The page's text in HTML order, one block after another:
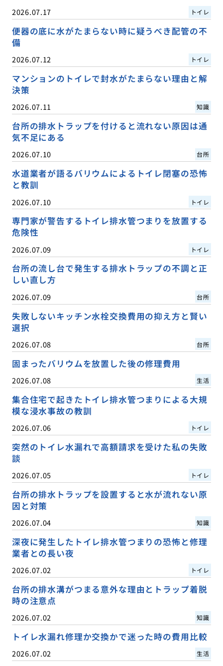
2026.07.17 トイレ
便器の底に水がたまらない時に疑うべき配管の不
備
2026.07.12 トイレ
マンションのトイレで封水がたまらない理由と解
決策
2026.07.11 知識
台所の排水トラップを付けると流れない原因は通
気不足にある
2026.07.10 台所
水道業者が語るバリウムによるトイレ閉塞の恐怖
と教訓
2026.07.10 トイレ
専門家が警告するトイレ排水管つまりを放置する
危険性
2026.07.09 トイレ
台所の流し台で発生する排水トラップの不調と正
しい直し方
2026.07.09 台所
失敗しないキッチン水栓交換費用の抑え方と賢い
選択
2026.07.08 台所
固まったバリウムを放置した後の修理費用
2026.07.08 生活
集合住宅で起きたトイレ排水管つまりによる大規
模な浸水事故の教訓
2026.07.06 トイレ
突然のトイレ水漏れで高額請求を受けた私の失敗
談
2026.07.05 トイレ
台所の排水トラップを設置すると水が流れない原
因と対策
2026.07.04 知識
深夜に発生したトイレ排水管つまりの恐怖と修理
業者との長い夜
2026.07.02 トイレ
台所の排水溝がつまる意外な理由とトラップ着脱
時の注意点
2026.07.02 知識
トイレ水漏れ修理か交換かで迷った時の費用比較
2026.07.02 生活